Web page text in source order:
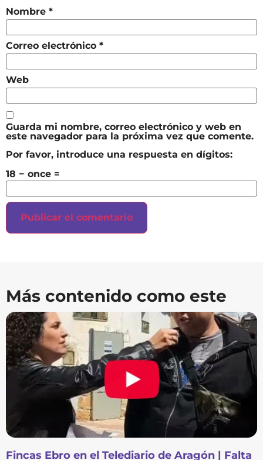
Nombre *
Correo electrónico *
Web
Guarda mi nombre, correo electrónico y web en
este navegador para la próxima vez que comente.
Por favor, introduce una respuesta en dígitos:
18 − once =
Más contenido como este
Fincas Ebro en el Telediario de Aragón | Falta